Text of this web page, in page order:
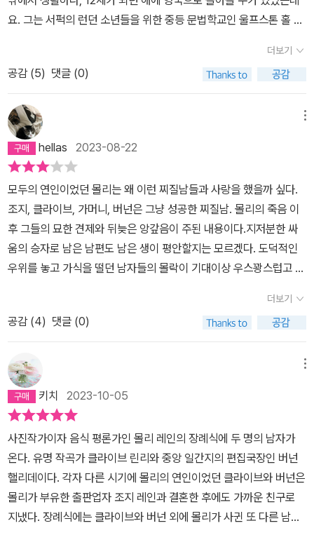
요. 그는 서퍽의 런던 소년들을 위한 중등 문법학교인 울프스톤 홀 스
한 공립 연구 대학인, 서식스 대학에서 영문학 학위를 취득합니다. 이
후 이스트 앵글리아 대학에서 문학 석사 학위를 받았습니다. 그는 지
금까지 소설가로서는 매우 드물게 6번이난 부커상 후보에 오릅니다.
1998년에 바로 암스테르담으로 부커상을 수상하기도 했는데요. 또
한 2011년에는 '사회에서 개인의 자유에 대한 작품'을 쓴 작가에게 수
여하는 예루살렘 상을 수상했으며, 2012년에는 서식스 대학이 문학
에 기여한 공로를 인정해, 매큐언에게 50주년 기념 메달을 수여하기
도 했습니다. 뒤이어 2020년에는 독일 문화원이 '독일어와 국제 문
화 관계에 뛰어난 공헌을 한 비독일인에게 수여'하는, '괴테상'을 수상
합니다. 이 뿐만 아니라, 1917년에 영연방 왕국 훈장인 '명예 동료 훈
장'과 예술과 과학에 기여한 영국의 기사 훈장인 '대영 제국 최고 훈
장'을 받기도 했습니다. 따라서, 그의 이 책은 원제, 'Amsterdam'으
로, 지난 1998년에 출간되었고, 다만 이번 판의 번역에 쓰인 것은 20
16년의 출간본입니다. 국내 초도 번역은 1999년 7월에 있었고, 제가
니다. 영국 내각의 고위 관료이자, 외무부 장관인 '줄리언 가버니', 시
사지인 저지의 편집국장인 버넌 핼리데이와 영국을 넘어 유럽에서 명
성을 얻고 있는 심포지엄 작곡가인 '클라이브 린리', 그리고 앞선 몰리
의 법적 남편이라고 볼 수 있는 조지 레인' 등 이들은 극을 진행하는
데 있어, 주요 인물이기도 합니다. 앞선 몰리라는 여성은 앞에서 열거
한 인물들과 한때 연인 관계였거나 혹은 부적절한 관계를 맺은 인물
이기도 한데요. 그녀의 인간적인 매력이 어떠했는지는 앞선 이들의
대화나 회상을 통해 잘 드러나고 있었습니다. 다만 앞에서 열거된 두
더보기
공감 (5) 댓글 (0)
hellas 2023-08-22
모두의 연인이었던 몰리는 왜 이런 찌질남들과 사랑을 했을까 싶다.
조지, 클라이브, 가머니, 버넌은 그냥 성공한 찌질남. 몰리의 죽음 이
후 그들의 묘한 견제와 뒤늦은 앙갚음이 주된 내용이다.지저분한 싸
움의 승자로 남은 남편도 남은 생이 평안할지는 모르겠다. 도덕적인
우위를 놓고 가식을 떨던 남자들의 몰락이 기대이상 우스꽝스럽고 최
자들의 이면은 상대에 대한 찌질한 질투와 어떻게든 승자의 위치가
되려는 음침함과 유아적 자기연민뿐인 것이다.작가 스스로 희비극이
라고 했던 만큼, 그 정도의 우당탕탕 대소동 같은 이야기.- 몰리가 거
울에 비친 제 얼굴도 알아보지 못했을 때 조지는 드디어 그녀를 차지
했다. 그는 물리의 외도 앞에서 속수무책이었지만, 마침내 그녀는 온
전히 그의 것이 되었다. - 16- 몰리의 죽음이 그에게 기품을 부여했
다. 근엄함은 조지의 스타일이 아니었다. 그는 원래 애정에 굶주려 있
고 음침한 인간이었다. 사람들이 자기를 좋아해주길 못내 바라면서도
타인이 호의와 친절을 베풀면 자연스레 받아들이질 못했다. 재벌이
지고 사는 짐이라고 할까. - 20- 버넌의 설명은 늘 간단했다. 1급 개
새끼, 색정광. 하지만 이런 놈은 몰리 주변에 널렸으르 텐데. 지금 그
자리에 오른 걸 보면, 심지어 차기 총리직을 향해 도전하는 걸 보면 가
더보기
공감 (4) 댓글 (0)
키치 2023-10-05
사진작가이자 음식 평론가인 몰리 레인의 장례식에 두 명의 남자가
온다. 유명 작곡가 클라이브 린리와 중앙 일간지의 편집국장인 버넌
핼리데이다. 각자 다른 시기에 몰리의 연인이었던 클라이브와 버넌은
몰리가 부유한 출판업자 조지 레인과 결혼한 후에도 가까운 친구로
지냈다. 장례식에는 클라이브와 버넌 외에 몰리가 사귄 또 다른 남자